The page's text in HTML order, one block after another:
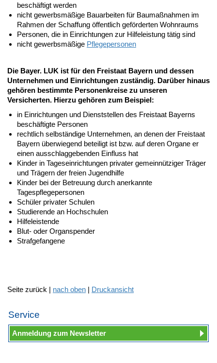
beschäftigt werden
nicht gewerbsmäßige Bauarbeiten für Baumaßnahmen im
Rahmen der Schaffung öffentlich geförderten Wohnraums
Personen, die in Einrichtungen zur Hilfeleistung tätig sind
nicht gewerbsmäßige Pflegepersonen
Die Bayer. LUK ist für den Freistaat Bayern und dessen
Unternehmen und Einrichtungen zuständig. Darüber hinaus
gehören bestimmte Personenkreise zu unseren
Versicherten. Hierzu gehören zum Beispiel:
in Einrichtungen und Dienststellen des Freistaat Bayerns
beschäftigte Personen
rechtlich selbständige Unternehmen, an denen der Freistaat
Bayern überwiegend beteiligt ist bzw. auf deren Organe er
einen ausschlaggebenden Einfluss hat
Kinder in Tageseinrichtungen privater gemeinnütziger Träger
und Trägern der freien Jugendhilfe
Kinder bei der Betreuung durch anerkannte
Tagespflegepersonen
Schüler privater Schulen
Studierende an Hochschulen
Hilfeleistende
Blut- oder Organspender
Strafgefangene
Seite zurück | nach oben | Druckansicht
Service
Anmeldung zum Newsletter